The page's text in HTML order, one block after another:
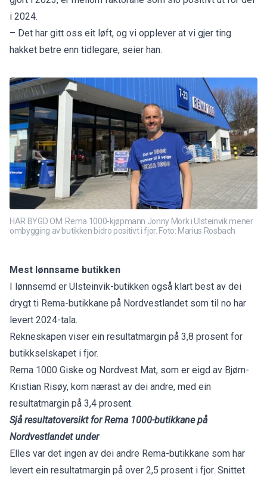
i 2024.
– Det har gitt oss eit løft, og vi opplever at vi gjer ting
hakket betre enn tidlegare, seier han.
HAR BYGD OM: Rema 1000-kjøpmann Jonny Mork i Ulsteinvik mener
ombygging av butikken bidro positivt i fjor. Foto: Marius Rosbach
Mest lønnsame butikken
I lønnsemd er Ulsteinvik-butikken også klart best av dei
drygt ti Rema-butikkane på Nordvestlandet som til no har
levert 2024-tala.
Rekneskapen viser ein resultatmargin på 3,8 prosent for
butikkselskapet i fjor.
Rema 1000 Giske og Nordvest Mat, som er eigd av Bjørn-
Kristian Risøy, kom nærast av dei andre, med ein
resultatmargin på 3,4 prosent.
Sjå resultatoversikt for Rema 1000-butikkane på
Nordvestlandet under
Elles var det ingen av dei andre Rema-butikkane som har
levert ein resultatmargin på over 2,5 prosent i fjor. Snittet